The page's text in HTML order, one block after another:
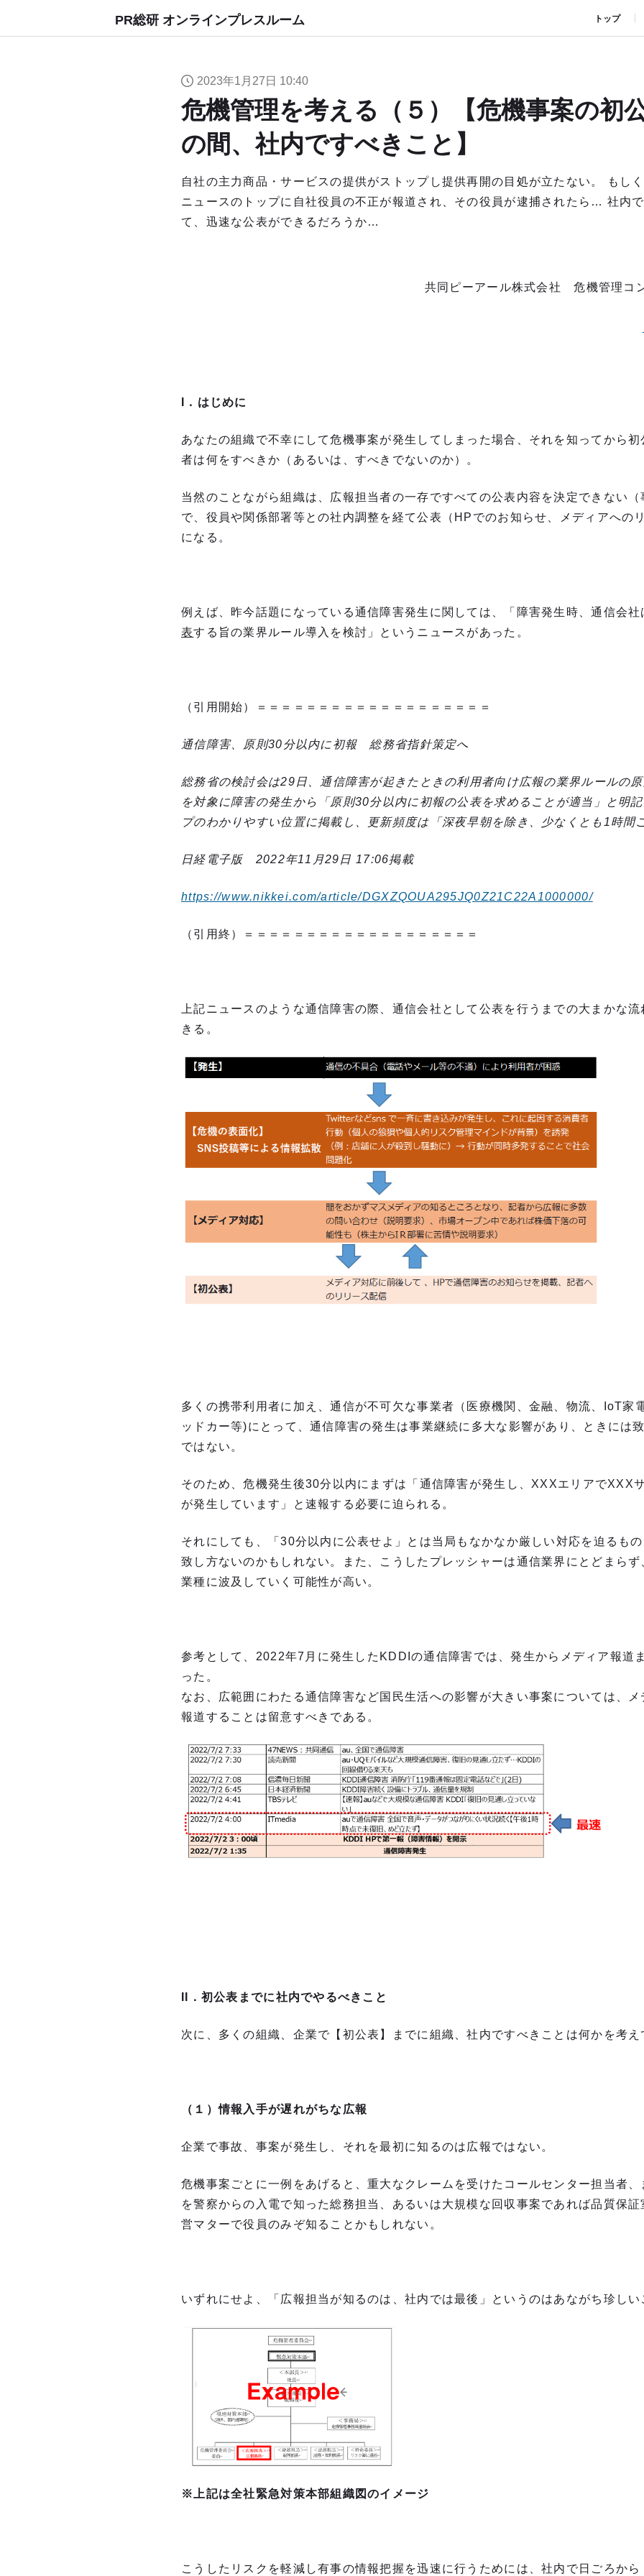
PR総研 オンラインプレスルーム トップ
2023年1月27日 10:40
危機管理を考える（５）【危機事案の初
の間、社内ですべきこと】
自社の主力商品・サービスの提供がストップし提供再開の目処が立たない。 もし
ニュースのトップに自社役員の不正が報道され、その役員が逮捕されたら… 社内
て、迅速な公表ができるだろうか…
共同ピーアール株式会社 危機管理コ
．はじめに
あなたの組織で不幸にして危機事案が発生してしまった場合、それを知ってから
者は何をすべきか（あるいは、すべきでないのか）。
当然のことながら組織は、広報担当者の一存ですべての公表内容を決定できない
で、役員や関係部署等との社内調整を経て公表（HPでのお知らせ、メディアへの
になる。
例えば、昨今話題になっている通信障害発生に関しては、「障害発生時、通信会社
表する旨の業界ルール導入を検討」というニュースがあった。
（引用開始）＝＝＝＝＝＝＝＝＝＝＝＝＝＝＝＝＝＝＝
通信障害、原則30分以内に初報 総務省指針策定へ
総務省の検討会は29日、通信障害が起きたときの利用者向け広報の業界ルールの
を対象に障害の発生から「原則30分以内に初報の公表を求めることが適当」と明
プのわかりやすい位置に掲載し、更新頻度は「深夜早朝を除き、少なくとも1時間
日経電子版 2022年11月29日 17:06掲載
https://www.nikkei.com/article/DGXZQOUA295JQ0Z21C22A1000000/
（引用終）＝＝＝＝＝＝＝＝＝＝＝＝＝＝＝＝＝＝＝
上記ニュースのような通信障害の際、通信会社として公表を行うまでの大まかな
きる。
多くの携帯利用者に加え、通信が不可欠な事業者（医療機関、金融、物流、IoT家
ッドカー等)にとって、通信障害の発生は事業継続に多大な影響があり、ときには
ではない。
そのため、危機発生後30分以内にまずは「通信障害が発生し、XXXエリアでXXX
が発生しています」と速報する必要に迫られる。
それにしても、「30分以内に公表せよ」とは当局もなかなか厳しい対応を迫るも
致し方ないのかもしれない。また、こうしたプレッシャーは通信業界にとどまら
業種に波及していく可能性が高い。
参考として、2022年7月に発生したKDDIの通信障害では、発生からメディア報道
った。
なお、広範囲にわたる通信障害など国民生活への影響が大きい事案については、
報道することは留意すべきである。
．初公表までに社内でやるべきこと
次に、多くの組織、企業で【初公表】までに組織、社内ですべきことは何かを考え
（１）情報入手が遅れがちな広報
企業で事故、事案が発生し、それを最初に知るのは広報ではない。
危機事案ごとに一例をあげると、重大なクレームを受けたコールセンター担当者
を警察からの入電で知った総務担当、あるいは大規模な回収事案であれば品質保
営マターで役員のみぞ知ることかもしれない。
いずれにせよ、「広報担当が知るのは、社内では最後」というのはあながち珍しい
※上記は全社緊急対策本部組織図のイメージ
こうしたリスクを軽減し有事の情報把握を迅速に行うためには、社内で日ごろから